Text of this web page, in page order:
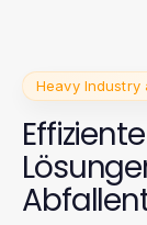
Heavy Industry